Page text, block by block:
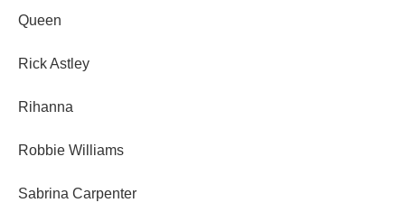
Queen
Rick Astley
Rihanna
Robbie Williams
Sabrina Carpenter